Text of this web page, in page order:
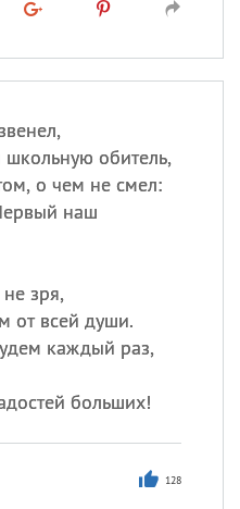
обитель,
о чем не смел:
наш
зря,
от всей души.
каждый раз,
больших!
128